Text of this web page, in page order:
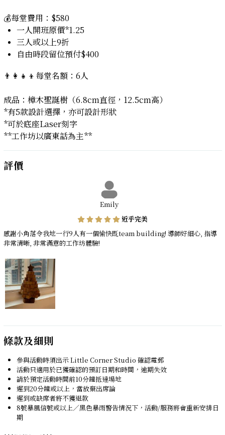
💰每堂費用：$580​
一人開班原價*1.25
三人或以上9折
自由時段留位預付$400
👨‍👩‍👧‍👦每堂名額：6人
成品：樟木聖誕樹（6.8cm直徑，12.5cm高）
*有5款設計選擇，亦可設計形狀
*可於底座Laser刻字
**工作坊以廣東話為主**
評價
Emily
近乎完美
感謝小角落令我地一行9人有一個愉快既team building! 導師好細心, 指導
非常清晰, 非常滿意的工作坊體驗!
條款及細則
參與活動時須出示 Little Corner Studio 確認電郵
活動只適用於已獲確認的預訂日期和時間，逾期失效
請於預定活動時間前10分鐘抵達場地
遲到20分鐘或以上，當放棄出席論
遲到或缺席者將不獲退款
8號暴風信號或以上／黑色暴雨警告情況下，活動/服務將會重新安排日
期